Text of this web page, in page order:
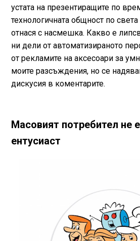
устата на презентиращите по
технологичната общност по
отнася с насмешка. Какво е
ни дели от автоматизираното
от рекламите на аксесоари за
моите разсъждения, но се
дискусия в коментарите.
Масовият потребител не
ентусиаст